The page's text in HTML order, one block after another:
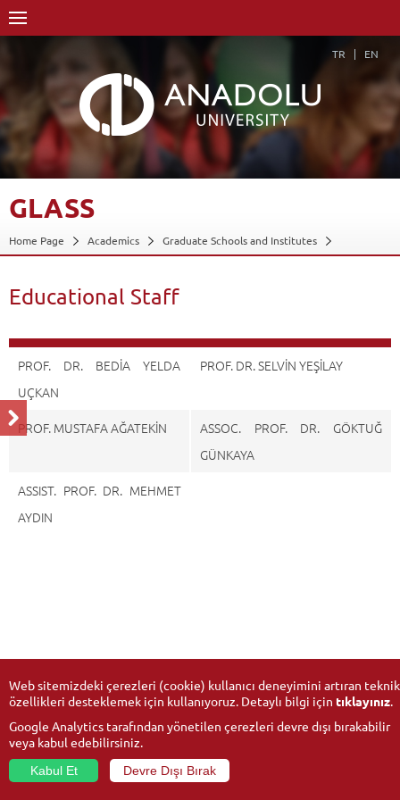
TR EN
GLASS
Home Page Academics
Graduate Schools and Institutes
Educational Staff
PROF. DR. BEDİA YELDA
UÇKAN
PROF. DR. SELVİN YEŞİLAY
PROF. MUSTAFA AĞATEKİN
ASSOC. PROF. DR. GÖKTUĞ
GÜNKAYA
ASSIST. PROF. DR. MEHMET
AYDIN
Web sitemizdeki çerezleri (cookie) kullanıcı deneyimini artıran teknik
özellikleri desteklemek için kullanıyoruz. Detaylı bilgi için tıklayınız.
Google Analytics tarafından yönetilen çerezleri devre dışı bırakabilir
veya kabul edebilirsiniz.
Kabul Et
Devre Dışı Bırak
© 2026Anadolu University- All rights reserved.